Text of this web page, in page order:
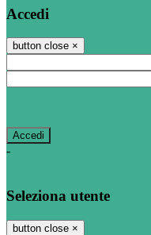
Accedi
button close ×
-
Seleziona utente
button close ×